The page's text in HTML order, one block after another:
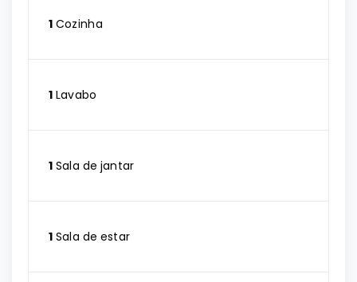
1 Cozinha
1 Lavabo
1 Sala de jantar
1 Sala de estar